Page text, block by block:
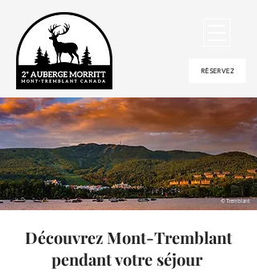
RÉSERVEZ
© Tremblant
Découvrez Mont-Tremblant
pendant votre séjour